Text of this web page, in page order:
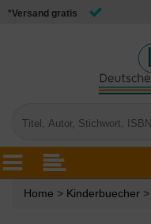
*Versand gratis
Home > Kinderbuecher >